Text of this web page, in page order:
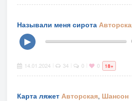
Называли меня сирота
▶
14.01.2024 34 0 0 18+
Карта ляжет Авторская, Шансон